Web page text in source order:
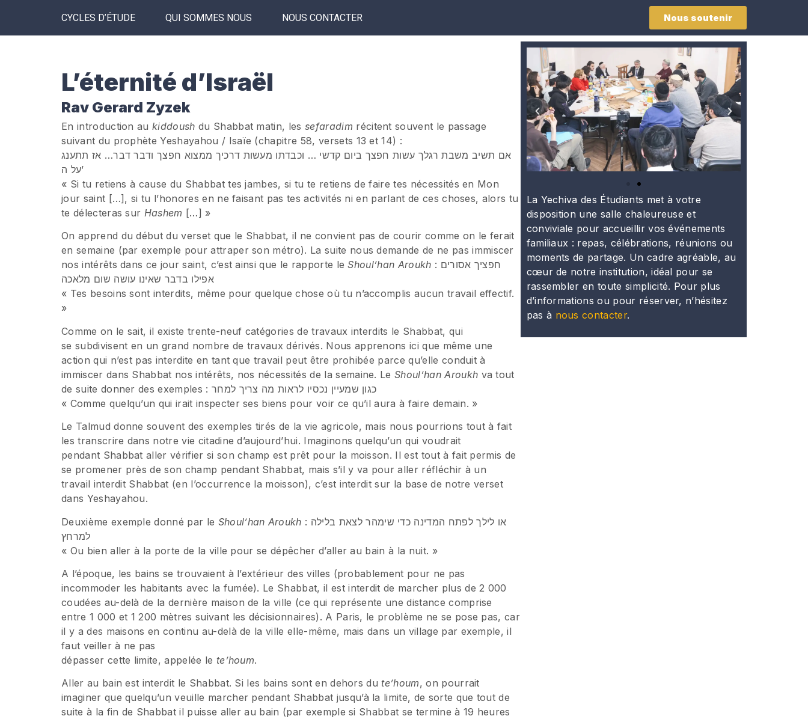
CYCLES D’ÉTUDE QUI SOMMES NOUS NOUS CONTACTER Nous soutenir
L’éternité d’Israël
Rav Gerard Zyzek
En introduction aukiddoush du Shabbat matin, lessefaradim récitent souvent le passage
suivant du prophète Yeshayahou / Isaïe (chapitre 58, versets 13 et 14) :
אם תשיב משבת רגלך עשות חפצך ביום קדשי … וכבדתו מעשות דרכיך ממצוא חפצך ודבר דבר… אז תתענג
על ה’
« Si tu retiens à cause du Shabbat tes jambes, si tu te retiens de faire tes nécessités en Mon
jour saint […], si tu l’honores en ne faisant pas tes activités ni en parlant de ces choses, alors tu
te délecteras sur Hashem […] »
On apprend du début du verset que le Shabbat, il ne convient pas de courir comme on le ferait
en semaine (par exemple pour attraper son métro). La suite nous demande de ne pas immiscer
nos intérêts dans ce jour saint, c’est ainsi que le rapporte leShoul’han Aroukh : חפציך אסורים
אפילו בדבר שאינו עושה שום מלאכה
« Tes besoins sont interdits, même pour quelque chose où tu n’accomplis aucun travail effectif.
»
Comme on le sait, il existe trente-neuf catégories de travaux interdits le Shabbat, qui
se subdivisent en un grand nombre de travaux dérivés. Nous apprenons ici que même une
action qui n’est pas interdite en tant que travail peut être prohibée parce qu’elle conduit à
immiscer dans Shabbat nos intérêts, nos nécessités de la semaine. LeShoul’han Aroukh va tout
de suite donner des exemples : כגון שמעיין נכסיו לראות מה צריך למחר
« Comme quelqu’un qui irait inspecter ses biens pour voir ce qu’il aura à faire demain. »
Le Talmud donne souvent des exemples tirés de la vie agricole, mais nous pourrions tout à fait
les transcrire dans notre vie citadine d’aujourd’hui. Imaginons quelqu’un qui voudrait
pendant Shabbat aller vérifier si son champ est prêt pour la moisson. Il est tout à fait permis de
se promener près de son champ pendant Shabbat, mais s’il y va pour aller réfléchir à un
travail interdit Shabbat (en l’occurrence la moisson), c’est interdit sur la base de notre verset
dans Yeshayahou.
Deuxième exemple donné par le Shoul’han Aroukh : או לילך לפתח המדינה כדי שימהר לצאת בלילה
למרחץ
« Ou bien aller à la porte de la ville pour se dépêcher d’aller au bain à la nuit. »
A l’époque, les bains se trouvaient à l’extérieur des villes (probablement pour ne pas
incommoder les habitants avec la fumée). Le Shabbat, il est interdit de marcher plus de 2 000
coudées au-delà de la dernière maison de la ville (ce qui représente une distance comprise
entre 1 000 et 1 200 mètres suivant les décisionnaires). A Paris, le problème ne se pose pas, car
il y a des maisons en continu au-delà de la ville elle-même, mais dans un village par exemple, il
faut veiller à ne pas
dépasser cette limite, appelée le te’houm.
Aller au bain est interdit le Shabbat. Si les bains sont en dehors dute’houm, on pourrait
imaginer que quelqu’un veuille marcher pendant Shabbat jusqu’à la limite, de sorte que tout de
suite à la fin de Shabbat il puisse aller au bain (par exemple si Shabbat se termine à 19 heures
La Yechiva des Étudiants met à votre
disposition une salle chaleureuse et
conviviale pour accueillir vos événements
familiaux : repas, célébrations, réunions ou
moments de partage. Un cadre agréable, au
cœur de notre institution, idéal pour se
rassembler en toute simplicité. Pour plus
d’informations ou pour réserver, n’hésitez
pas à nous contacter.